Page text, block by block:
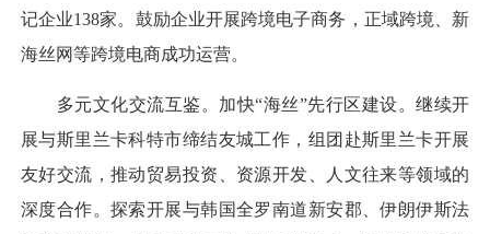
记企业138家。鼓励企业开展跨境电子商务，正域跨境、新
海丝网等跨境电商成功运营。
多元文化交流互鉴。加快“海丝”先行区建设。继续开
展与斯里兰卡科特市缔结友城工作，组团赴斯里兰卡开展
友好交流，推动贸易投资、资源开发、人文往来等领域的
深度合作。探索开展与韩国全罗南道新安郡、伊朗伊斯法